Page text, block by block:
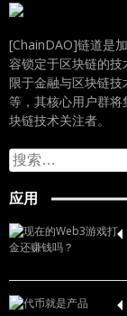
[ChainDAO]链道是
容锁定于区块链的
限于金融与区块链
等，其核心用户群
块链技术关注者。
搜
索：
应用